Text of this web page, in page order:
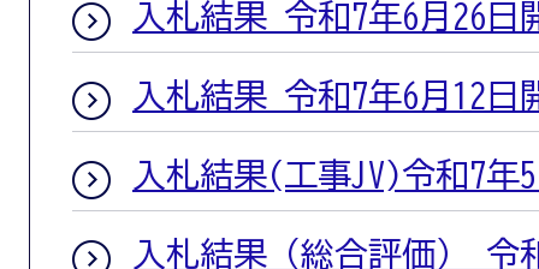
入札結果 令和7年6月26日
入札結果 令和7年6月12日
入札結果(工事JV)令和7年
入札結果（総合評価） 令